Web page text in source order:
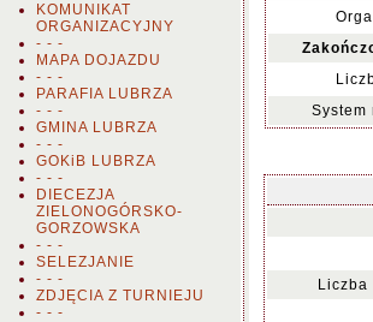
KOMUNIKAT
ORGANIZACYJNY
- - -
MAPA DOJAZDU
- - -
PARAFIA LUBRZA
- - -
GMINA LUBRZA
- - -
GOKiB LUBRZA
- - -
DIECEZJA
ZIELONOGÓRSKO-
GORZOWSKA
- - -
SELEZJANIE
- - -
ZDJĘCIA Z TURNIEJU
- - -
System
Liczba